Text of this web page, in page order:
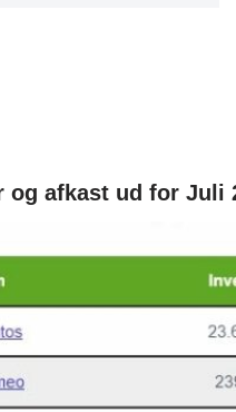
og afkast ud for Juli